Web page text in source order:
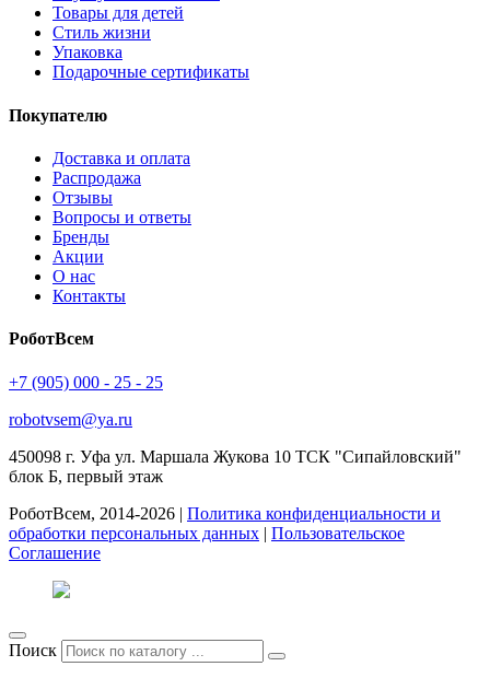
Товары для детей
Стиль жизни
Упаковка
Подарочные сертификаты
Покупателю
Доставка и оплата
Распродажа
Отзывы
Вопросы и ответы
Бренды
Акции
О нас
Контакты
РоботВсем
+7 (905) 000 - 25 - 25
robotvsem@ya.ru
450098 г. Уфа ул. Маршала Жукова 10 ТСК "Сипайловский"
блок Б, первый этаж
РоботВсем, 2014-2026 | Политика конфиденциальности и
обработки персональных данных | Пользовательское
Соглашение
Поиск